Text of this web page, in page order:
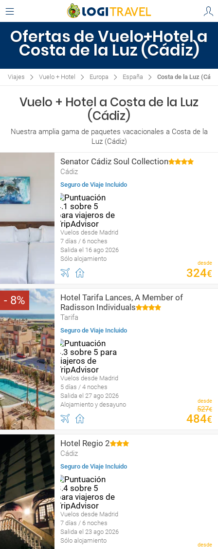
Ofertas de Vuelo+Hotel a
Costa de la Luz (Cádiz)
Viajes Vuelo + Hotel Europa España Costa de la Luz
Vuelo + Hotel a Costa de la Luz
(Cádiz)
Nuestra amplia gama de paquetes vacacionales a Costa de la
Luz (Cádiz)
Senator Cádiz Soul Collection
Cádiz
Seguro de Viaje Incluido
Vuelos desde Madrid
7 días / 6 noches
Salida el 16 ago 2026
Sólo alojamiento
desde
324€
8
Hotel Tarifa Lances, A Member of
Radisson Individuals
Tarifa
Seguro de Viaje Incluido
Vuelos desde Madrid
5 días / 4 noches
Salida el 27 ago 2026
Alojamiento y desayuno
desde
527€
484€
Hotel Regio 2
Cádiz
Seguro de Viaje Incluido
Vuelos desde Madrid
7 días / 6 noches
Salida el 23 ago 2026
Sólo alojamiento
desde